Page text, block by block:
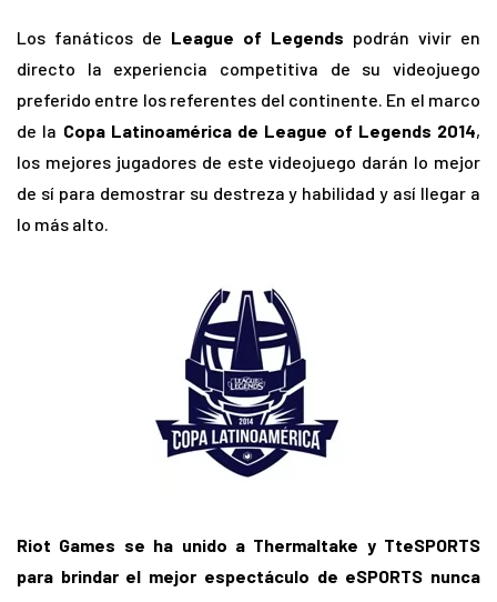
Los fanáticos de League of Legends podrán vivir en
directo la experiencia competitiva de su videojuego
preferido entre los referentes del continente. En el marco
de la Copa Latinoamérica de League of Legends 2014,
los mejores jugadores de este videojuego darán lo mejor
de sí para demostrar su destreza y habilidad y así llegar a
lo más alto.
Riot Games se ha unido a Thermaltake y TteSPORTS
para brindar el mejor espectáculo de eSPORTS nunca